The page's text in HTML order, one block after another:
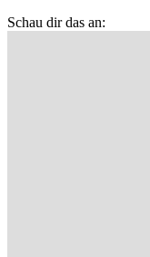
Schau dir das an: